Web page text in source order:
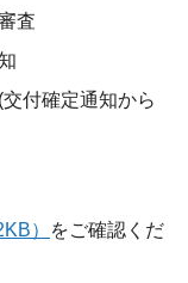
査
付確定通知から
）
をご確認くだ